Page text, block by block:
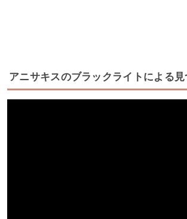
アニサキスのブラックライトによる見